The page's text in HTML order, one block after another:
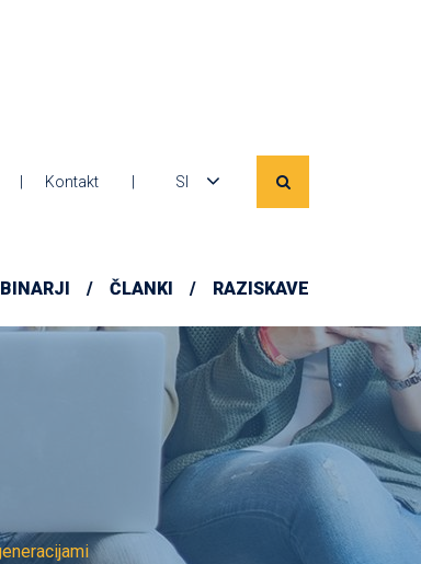
Kontakt SI
ČLANKI RAZISKAVE